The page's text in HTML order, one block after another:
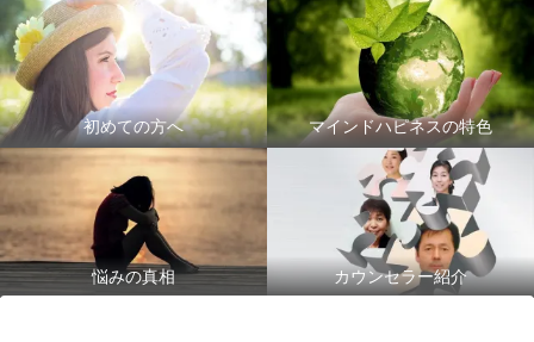
初めての方へ マインドハピネスの特色
悩みの真相 カウンセラー紹介